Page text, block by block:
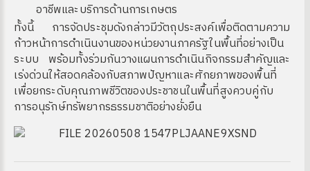
อาชีพและบริการด้านการเกษตร
ทั้งนี้ การจัดประชุมดังกล่าวมีวัตถุประสงค์เพื่อติดตามความ
ก้าวหน้าการดำเนินงานของหน่วยงานภาครัฐในพื้นที่อย่างเป็น
ระบบ พร้อมทั้งร่วมกันวางแผนการดำเนินกิจกรรมสำคัญและ
เร่งด่วนให้สอดคล้องกับสภาพปัญหาและศักยภาพของพื้นที่
เพื่อยกระดับคุณภาพชีวิตของประชาชนในพื้นที่สูงควบคู่กับ
การอนุรักษ์ทรัพยากรธรรมชาติอย่างยั่งยืน